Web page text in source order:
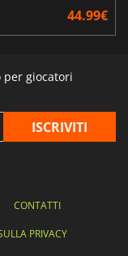
44.99€
giocatori
CONTATTI
PRIVACY